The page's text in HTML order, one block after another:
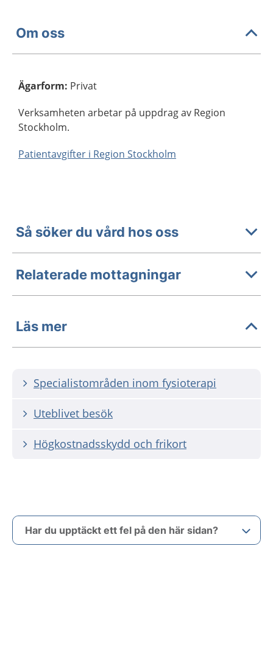
Om oss
Ägarform: Privat
Verksamheten arbetar på uppdrag av Region
Stockholm.
Patientavgifter i Region Stockholm
Så söker du vård hos oss
Relaterade mottagningar
Läs mer
Specialistområden inom fysioterapi
Uteblivet besök
Högkostnadsskydd och frikort
Har du upptäckt ett fel på den här sidan?